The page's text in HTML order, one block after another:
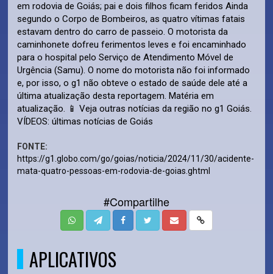
em rodovia de Goiás; pai e dois filhos ficam feridos Ainda
segundo o Corpo de Bombeiros, as quatro vítimas fatais
estavam dentro do carro de passeio. O motorista da
caminhonete dofreu ferimentos leves e foi encaminhado
para o hospital pelo Serviço de Atendimento Móvel de
Urgência (Samu). O nome do motorista não foi informado
e, por isso, o g1 não obteve o estado de saúde dele até a
última atualização desta reportagem. Matéria em
atualização. 📱 Veja outras notícias da região no g1 Goiás.
VÍDEOS: últimas notícias de Goiás
FONTE:
https://g1.globo.com/go/goias/noticia/2024/11/30/acidente-
mata-quatro-pessoas-em-rodovia-de-goias.ghtml
#Compartilhe
APLICATIVOS